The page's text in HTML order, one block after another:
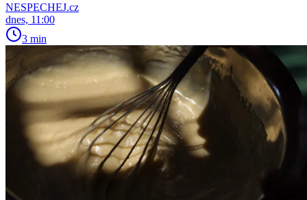
NESPECHEJ.cz
dnes, 11:00
3 min